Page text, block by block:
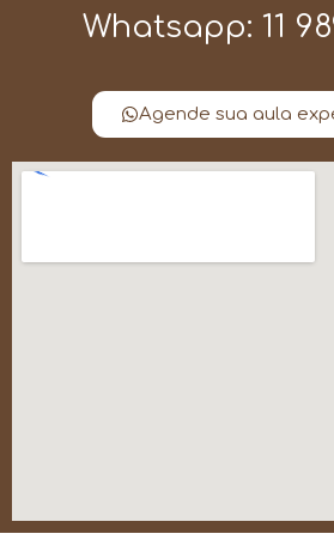
Whatsapp: 11
Agende sua aula